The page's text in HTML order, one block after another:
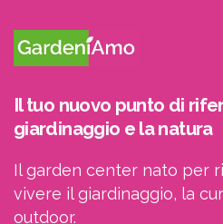
Il tuo nuovo punto di
giardinaggio e la natura
Il garden center nato per
vivere il giardinaggio, la
outdoor.